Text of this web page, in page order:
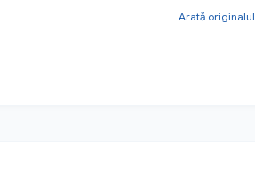
Arată originalul